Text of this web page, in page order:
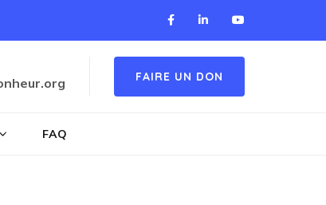
FAIRE UN DON
FAQ